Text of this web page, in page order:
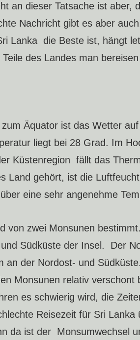
an dieser Tatsache ist aber,
Nachricht gibt es aber
Lanka die Beste ist, hängt
des Landes man bereisen
Äquator ist das Wetter
liegt bei 28 Grad. Im
Küstenregion fällt das
Land gehört, ist die
eine sehr angenehme
von zwei Monsunen
Südküste der Insel. Der
an der Nordost- und
Monsunen relativ
es schwierig wird, die
Reisezeit für Sri
da ist der Monsumwechsel